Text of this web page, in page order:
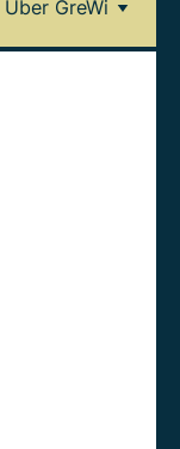
Über GreWi